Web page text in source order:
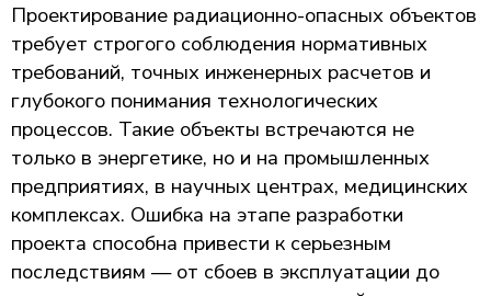
Проектирование радиационно-опасных объектов
требует строгого соблюдения нормативных
требований, точных инженерных расчетов и
глубокого понимания технологических
процессов. Такие объекты встречаются не
только в энергетике, но и на промышленных
предприятиях, в научных центрах, медицинских
комплексах. Ошибка на этапе разработки
проекта способна привести к серьезным
последствиям — от сбоев в эксплуатации до